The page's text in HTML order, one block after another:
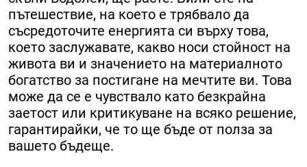
пътешествие, на което е трябвало да
съсредоточите енергията си върху това,
което заслужавате, какво носи стойност на
живота ви и значението на материалното
богатство за постигане на мечтите ви. Това
може да се е чувствало като безкрайна
заетост или критикуване на всяко решение,
гарантирайки, че то ще бъде от полза за
вашето бъдеще.